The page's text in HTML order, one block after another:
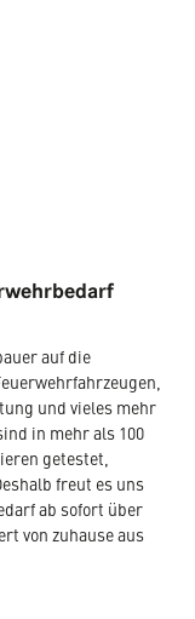
auf die
und vieles mehr
in mehr als 100
getestet,
freut es uns
ab sofort über
von zuhause aus